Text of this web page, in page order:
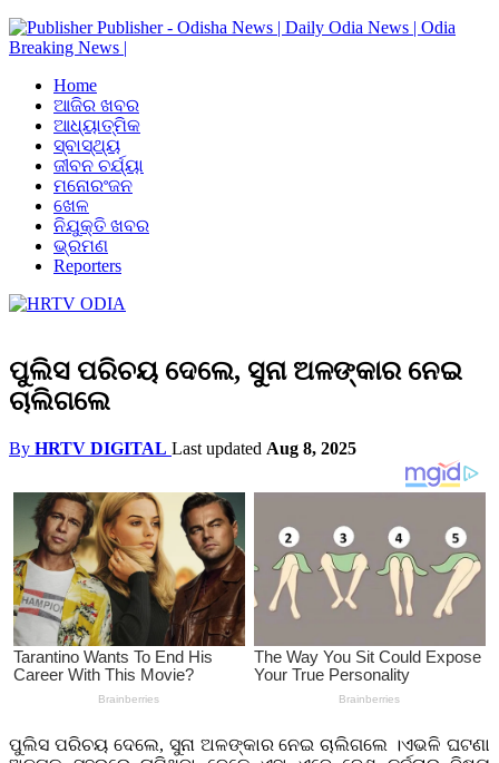
Publisher - Odisha News | Daily Odia News | Odia
Breaking News |
Home
ଆଜିର ଖବର
ଆଧ୍ୟାତ୍ମିକ
ସ୍ବାସ୍ଥ୍ୟ
ଜୀବନ ଚର୍ଯ୍ୟା
ମନୋରଂଜନ
ଖେଳ
ନିଯୁକ୍ତି ଖବର
ଭ୍ରମଣ
Reporters
ପୁଲିସ ପରିଚୟ ଦେଲେ, ସୁନା ଅଳଙ୍କାର ନେଇ
ଚାଲିଗଲେ
By HRTV DIGITAL Last updated Aug 8, 2025
ପୁଲିସ ପରିଚୟ ଦେଲେ, ସୁନା ଅଳଙ୍କାର ନେଇ ଚାଲିଗଲେ ।ଏଭଳି ଘଟଣା